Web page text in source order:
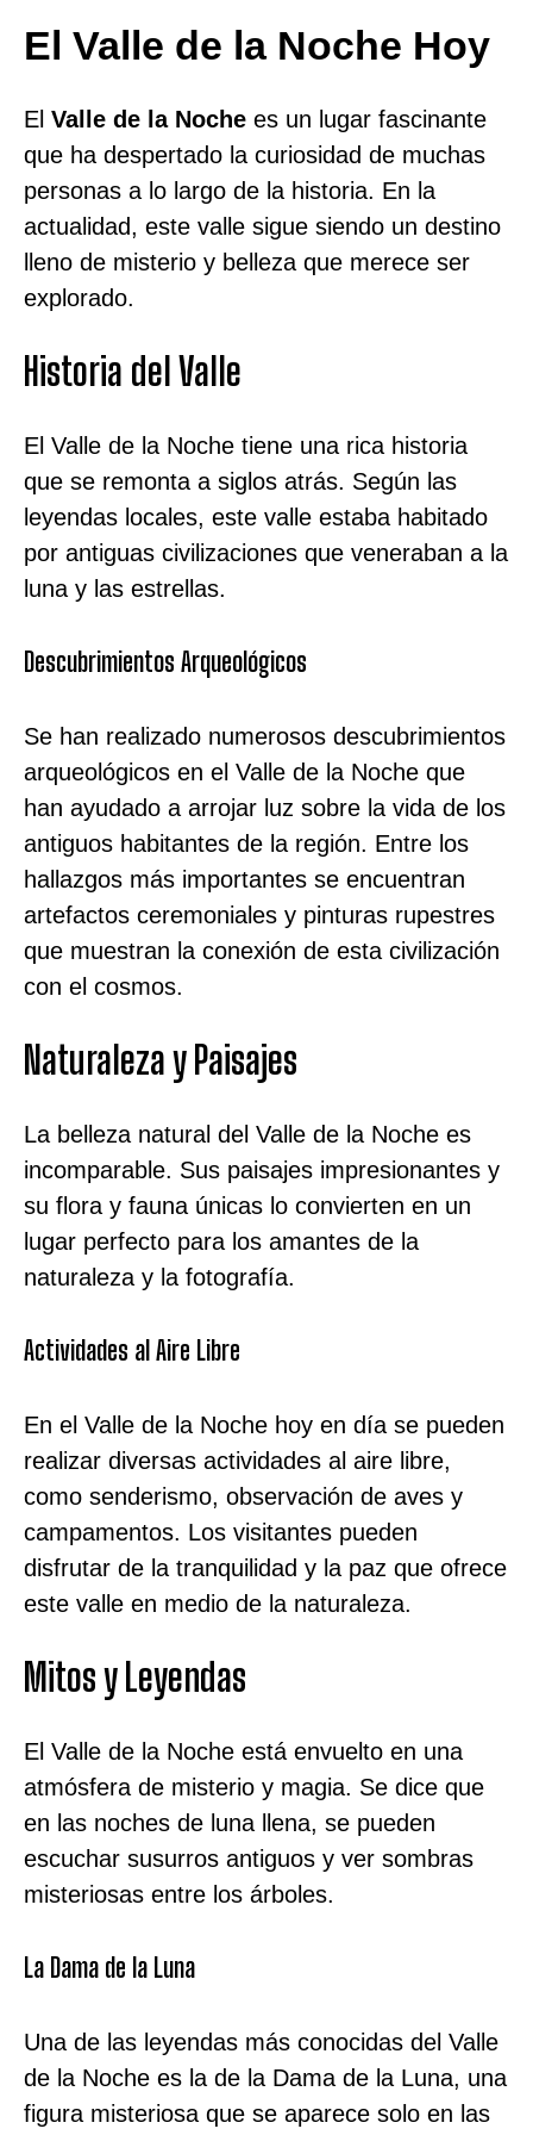
El Valle de la Noche Hoy
El Valle de la Noche es un lugar fascinante
que ha despertado la curiosidad de muchas
personas a lo largo de la historia. En la
actualidad, este valle sigue siendo un destino
lleno de misterio y belleza que merece ser
explorado.
Historia del Valle
El Valle de la Noche tiene una rica historia
que se remonta a siglos atrás. Según las
leyendas locales, este valle estaba habitado
por antiguas civilizaciones que veneraban a la
luna y las estrellas.
Descubrimientos Arqueológicos
Se han realizado numerosos descubrimientos
arqueológicos en el Valle de la Noche que
han ayudado a arrojar luz sobre la vida de los
antiguos habitantes de la región. Entre los
hallazgos más importantes se encuentran
artefactos ceremoniales y pinturas rupestres
que muestran la conexión de esta civilización
con el cosmos.
Naturaleza y Paisajes
La belleza natural del Valle de la Noche es
incomparable. Sus paisajes impresionantes y
su flora y fauna únicas lo convierten en un
lugar perfecto para los amantes de la
naturaleza y la fotografía.
Actividades al Aire Libre
En el Valle de la Noche hoy en día se pueden
realizar diversas actividades al aire libre,
como senderismo, observación de aves y
campamentos. Los visitantes pueden
disfrutar de la tranquilidad y la paz que ofrece
este valle en medio de la naturaleza.
Mitos y Leyendas
El Valle de la Noche está envuelto en una
atmósfera de misterio y magia. Se dice que
en las noches de luna llena, se pueden
escuchar susurros antiguos y ver sombras
misteriosas entre los árboles.
La Dama de la Luna
Una de las leyendas más conocidas del Valle
de la Noche es la de la Dama de la Luna, una
figura misteriosa que se aparece solo en las